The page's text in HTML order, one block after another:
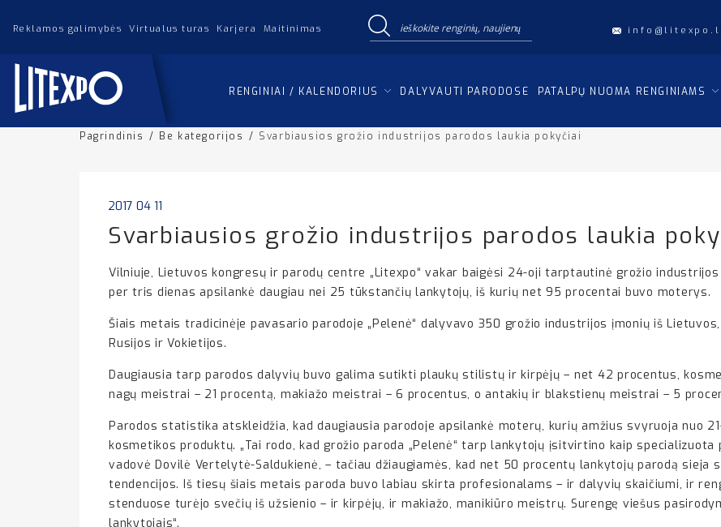
Reklamos galimybės Virtualus turas Karjera Maitinimas
RENGINIAI / KALENDORIUS DALYVAUTI PARODOSE PATALPŲ NUOMA RENGINIAMS
Pagrindinis / Be kategorijos / Svarbiausios grožio industrijos parodos laukia pokyčiai
2017 04 11
Svarbiausios grožio industrijos parodos laukia
Vilniuje, Lietuvos kongresų ir parodų centre „Litexpo“ vakar baigėsi 24-oji tarptautinė grožio
per tris dienas apsilankė daugiau nei 25 tūkstančių lankytojų, iš kurių net 95 procentai buvo moterys.
Šiais metais tradicinėje pavasario parodoje „Pelenė“ dalyvavo 350 grožio industrijos įmonių iš
Rusijos ir Vokietijos.
Daugiausia tarp parodos dalyvių buvo galima sutikti plaukų stilistų ir kirpėjų – net 42 procentus,
nagų meistrai – 21 procentą, makiažo meistrai – 6 procentus, o antakių ir blakstienų meistrai – 5
Parodos statistika atskleidžia, kad daugiausia parodoje apsilankė moterų, kurių amžius svyruoja nuo
kosmetikos produktų. „Tai rodo, kad grožio paroda „Pelenė“ tarp lankytojų įsitvirtino kaip specializuota
vadovė Dovilė Vertelytė-Saldukienė, – tačiau džiaugiamės, kad net 50 procentų lankytojų parodą
tendencijos. Iš tiesų šiais metais paroda buvo labiau skirta profesionalams – ir dalyvių skaičiumi, ir
stenduose turėjo svečių iš užsienio – ir kirpėjų, ir makiažo, manikiūro meistrų. Surengę viešus
lankytojais“.